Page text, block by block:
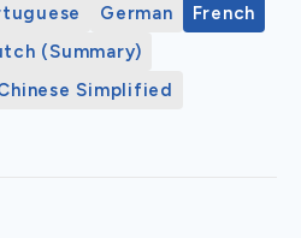
German
French
(Summary)
Simplified